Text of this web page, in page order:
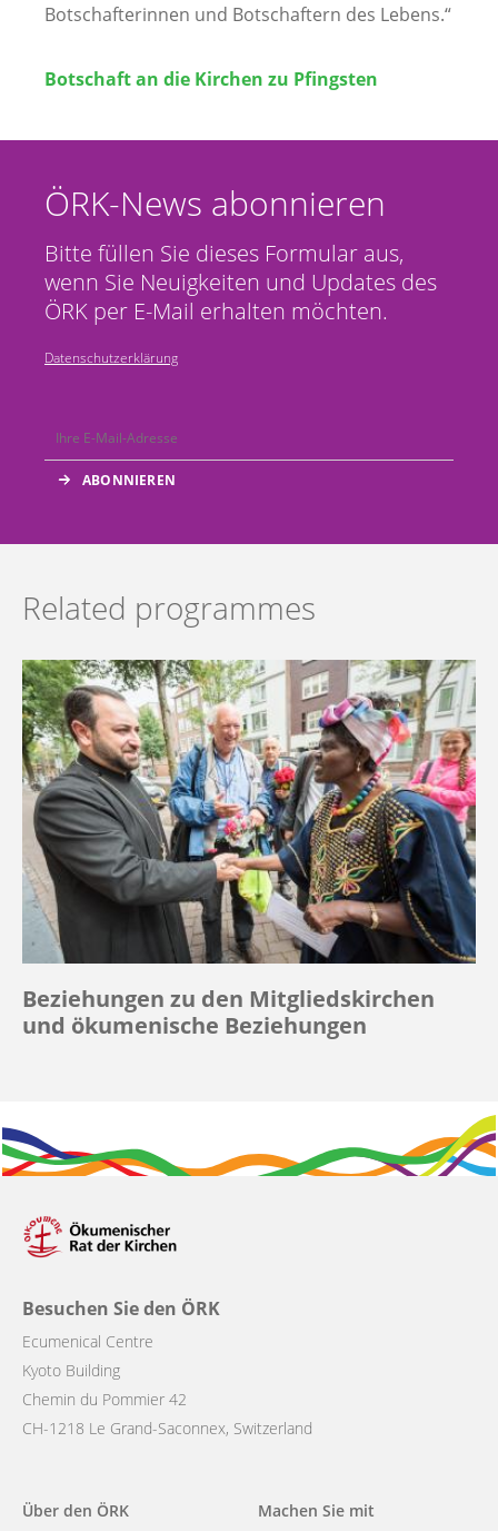
Botschafterinnen und Botschaftern des Lebens.“
Botschaft an die Kirchen zu Pfingsten
ÖRK-News abonnieren
Bitte füllen Sie dieses Formular aus,
wenn Sie Neuigkeiten und Updates des
ÖRK per E-Mail erhalten möchten.
Datenschutzerklärung
Related programmes
Beziehungen zu den Mitgliedskirchen
und ökumenische Beziehungen
Besuchen Sie den ÖRK
Ecumenical Centre
Kyoto Building
Chemin du Pommier 42
CH-1218 Le Grand-Saconnex, Switzerland
Main
Über den ÖRK Machen Sie mit